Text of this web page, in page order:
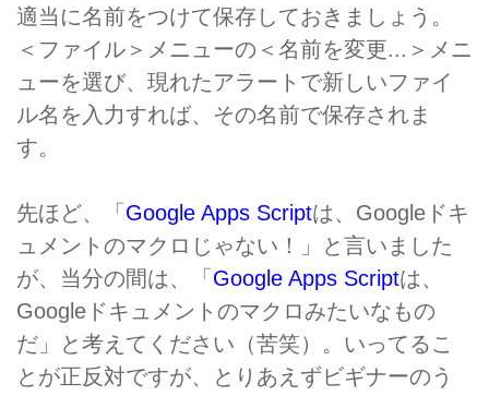
適当に名前をつけて保存しておきましょう。
＜ファイル＞メニューの＜名前を変更...＞メニ
ューを選び、現れたアラートで新しいファイ
ル名を入力すれば、その名前で保存されま
す。
先ほど、「 Google Apps Scriptは、Googleドキ
ュメントのマクロじゃない！」と言いました
が、当分の間は、「 Google Apps Scriptは、
Googleドキュメントのマクロみたいなもの
だ」と考えてください（苦笑）。いってるこ
とが正反対ですが、とりあえずビギナーのう